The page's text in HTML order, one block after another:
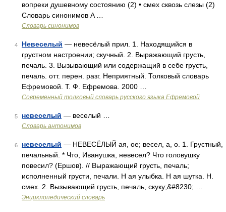
вопреки душевному состоянию (2) • смех сквозь слезы (2)
Словарь синонимов A …
Словарь синонимов
4 Невеселый — невесёлый прил. 1. Находящийся в
грустном настроении; скучный. 2. Выражающий грусть,
печаль. 3. Вызывающий или содержащий в себе грусть,
печаль. отт. перен. разг. Неприятный. Толковый словарь
Ефремовой. Т. Ф. Ефремова. 2000 …
Современный толковый словарь русского языка Ефремовой
5 невеселый — веселый …
Словарь антонимов
6 невеселый — НЕВЕСЁЛЫЙ ая, ое; весел, а, о. 1. Грустный,
печальный. * Что, Иванушка, невесел? Что головушку
повесил? (Ершов). // Выражающий грусть, печаль;
исполненный грусти, печали. Н ая улыбка. Н ая шутка. Н.
смех. 2. Вызывающий грусть, печаль, скуку;&#8230; …
Энциклопедический словарь